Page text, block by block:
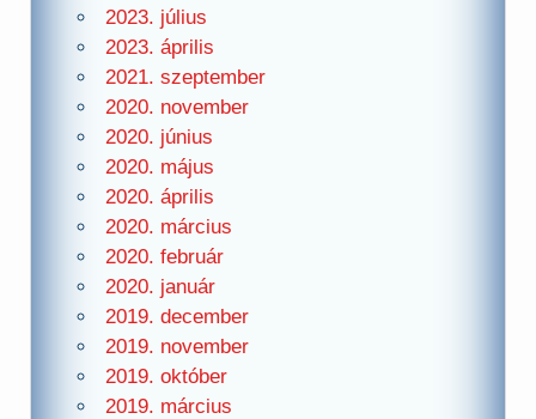
2023. július
2023. április
2021. szeptember
2020. november
2020. június
2020. május
2020. április
2020. március
2020. február
2020. január
2019. december
2019. november
2019. október
2019. március